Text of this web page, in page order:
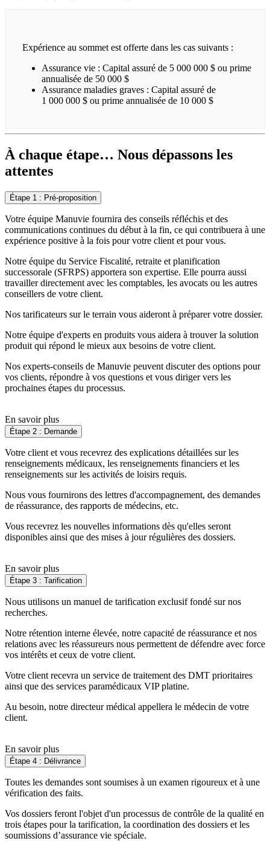
Expérience au sommet est offerte dans les cas suivants :
Assurance vie : Capital assuré de 5 000 000 $ ou prime
annualisée de 50 000 $
Assurance maladies graves : Capital assuré de
1 000 000 $ ou prime annualisée de 10 000 $
À chaque étape… Nous dépassons les
attentes
Étape 1 : Pré-proposition
Votre équipe Manuvie fournira des conseils réfléchis et des
communications continues du début à la fin, ce qui contribuera à une
expérience positive à la fois pour votre client et pour vous.
Notre équipe du Service Fiscalité, retraite et planification
successorale (SFRPS) apportera son expertise. Elle pourra aussi
travailler directement avec les comptables, les avocats ou les autres
conseillers de votre client.
Nos tarificateurs sur le terrain vous aideront à préparer votre dossier.
Notre équipe d'experts en produits vous aidera à trouver la solution
produit qui répond le mieux aux besoins de votre client.
Nos experts-conseils de Manuvie peuvent discuter des options pour
vos clients, répondre à vos questions et vous diriger vers les
prochaines étapes du processus.
En savoir plus
Étape 2 : Demande
Votre client et vous recevrez des explications détaillées sur les
renseignements médicaux, les renseignements financiers et les
renseignements sur les activités de loisirs requis.
Nous vous fournirons des lettres d'accompagnement, des demandes
de réassurance, des rapports de médecins, etc.
Vous recevrez les nouvelles informations dès qu'elles seront
disponibles ainsi que des mises à jour régulières des dossiers.
En savoir plus
Étape 3 : Tarification
Nous utilisons un manuel de tarification exclusif fondé sur nos
recherches.
Notre rétention interne élevée, notre capacité de réassurance et nos
relations avec les réassureurs nous permettent de défendre avec force
vos intérêts et ceux de votre client.
Votre client recevra un service de traitement des DMT prioritaires
ainsi que des services paramédicaux VIP platine.
Au besoin, notre directeur médical appellera le médecin de votre
client.
En savoir plus
Étape 4 : Délivrance
Toutes les demandes sont soumises à un examen rigoureux et à une
vérification des faits.
Vos dossiers feront l'objet d'un processus de contrôle de la qualité en
trois étapes pour la tarification, la coordination des dossiers et les
soumissions d’assurance vie spéciale.